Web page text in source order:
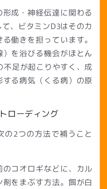
成・神経伝達に関わる
、ビタミンD3はそのカ
働きを担っています。
を浴びる機会がほとん
不足が起こりやすく、成
る病気（くる病）の原
ローディング
の2つの方法で補うこと
のコオロギなどに、カル
をまぶす方法。餌が白